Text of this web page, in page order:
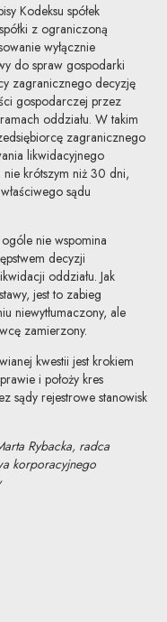
Kodeksu spółek
z ograniczoną
wyłącznie
do spraw gospodarki
zagranicznego decyzję
gospodarczej przez
oddziału. W takim
zagranicznego
likwidacyjnego
krótszym niż 30 dni,
sądu
nie wspomina
decyzji
oddziału. Jak
jest to zabieg
niewytłumaczony, ale
zamierzony.
kwestii jest krokiem
i położy kres
sądy rejestrowe stanowisk
Rybacka, radca
korporacyjnego